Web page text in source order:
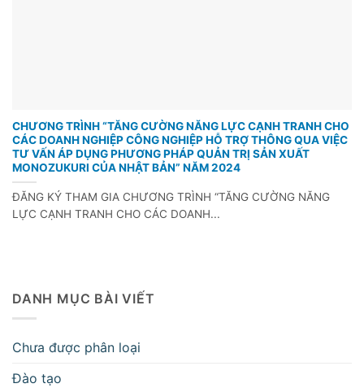
CHƯƠNG TRÌNH “TĂNG CƯỜNG NĂNG LỰC CẠNH TRANH CHO
CÁC DOANH NGHIỆP CÔNG NGHIỆP HỖ TRỢ THÔNG QUA VIỆC
TƯ VẤN ÁP DỤNG PHƯƠNG PHÁP QUẢN TRỊ SẢN XUẤT
MONOZUKURI CỦA NHẬT BẢN” NĂM 2024
ĐĂNG KÝ THAM GIA CHƯƠNG TRÌNH “TĂNG CƯỜNG NĂNG
LỰC CẠNH TRANH CHO CÁC DOANH...
DANH MỤC BÀI VIẾT
Chưa được phân loại
Đào tạo